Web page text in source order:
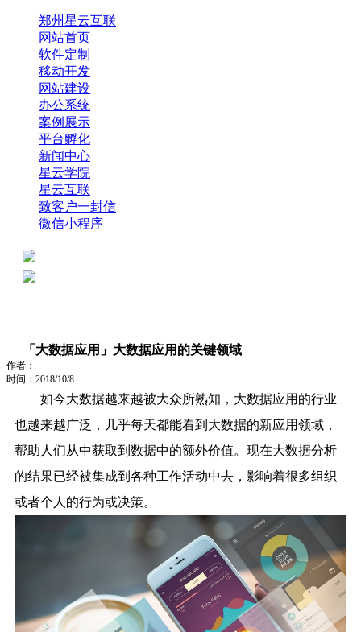
郑州星云互联
网站首页
软件定制
移动开发
网站建设
办公系统
案例展示
平台孵化
新闻中心
星云学院
星云互联
致客户一封信
微信小程序
「大数据应用」大数据应用的关键领域
作者：
时间：2018/10/8
如今大数据越来越被大众所熟知，大数据应用的行业
也越来越广泛，几乎每天都能看到大数据的新应用领域，
帮助人们从中获取到数据中的额外价值。现在大数据分析
的结果已经被集成到各种工作活动中去，影响着很多组织
或者个人的行为或决策。